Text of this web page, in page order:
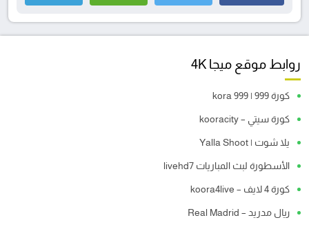
روابط موقع ميجا 4K
كورة 999 | kora 999
كورة سيتي – kooracity
يلا شوت | Yalla Shoot
الأسطورة لبث المباريات livehd7
كورة 4 لايف – koora4live
ريال مدريد – Real Madrid